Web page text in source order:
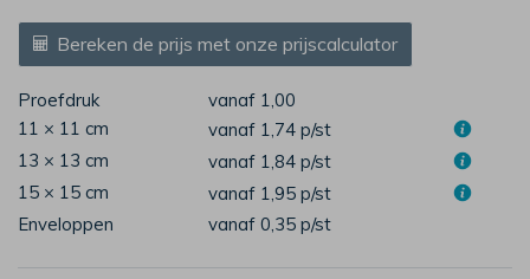
Bereken de prijs met onze prijscalculator
Proefdruk
vanaf 1,00
11 × 11 cm
vanaf 1,74 p/st
13 × 13 cm
vanaf 1,84 p/st
15 × 15 cm
vanaf 1,95 p/st
Enveloppen
vanaf 0,35 p/st